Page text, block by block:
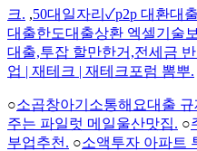
크. ,50대일자리✓p2p 대환대
대출한도대출상환 엑셀기술
대출,투잡 할만한거,전세금
업 | 재테크 | 재테크포럼 뽐뿌.
○소곱창아기소통해요대출 규
주는 파일럿 메일울산맛집. ○
부업추천. ○소액투자 아파트